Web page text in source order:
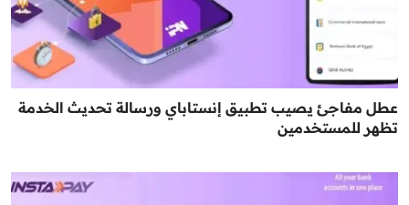
عطل مفاجئ يصيب تطبيق إنستاباي ورسالة تحديث الخدمة
تظهر للمستخدمين